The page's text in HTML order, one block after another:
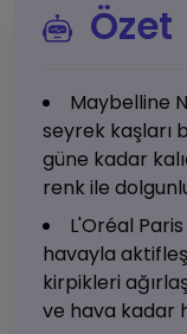
Özet
Maybelline
seyrek kaşları
güne kadar
renk ile
L'Oréal
havayla
kirpikleri
ve hava kadar